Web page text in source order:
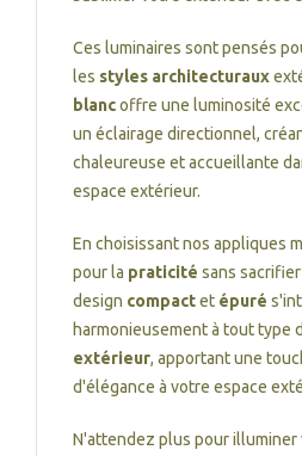
Ces luminaires sont pensés
les styles architecturaux
blancoffre une luminosité
un éclairage directionnel,
chaleureuse et accueillante
espace extérieur.
En choisissant nos appliques
pour la praticité sans
design compactet épuré
harmonieusement à tout type
extérieur, apportant une
d'élégance à votre espace
N'attendez plus pour illuminer